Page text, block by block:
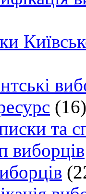
(16)
та
виборців